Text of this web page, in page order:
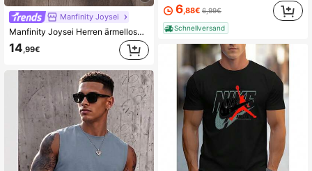
Manfinity Joysei
Manfinity Joysei Herren ärmelloses Tanktop in Standardgröße, weiß mit Zitronen-Fruchtmuster, geeignet für Sommer und Urlaub
14,99€
6,88€ 6,99€
Schnellversand